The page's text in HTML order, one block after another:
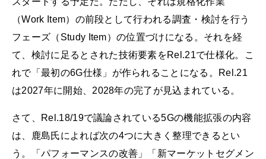
（Work Item）の前段として行われる調査・検討を行う
フェーズ（Study Item）の位置づけになる。それを経
て、検討に足るとされた技術要素をRel.21で仕様化。こ
れで「最初の6G仕様」が作られることになる。Rel.21
は2027年に開始、2028年の完了が見込まれている。
さて、Rel.18/19で議論されている5Gの機能拡張の内容
は、鹿島氏によれば次の4つに大きく整理できるとい
う。「パフォーマンスの改善」「新マーケットセグメン